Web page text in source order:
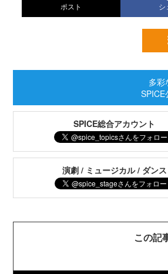
ポスト シ
多彩
SPICE
SPICE総合アカウント
演劇 / ミュージカル / ダンス
この記